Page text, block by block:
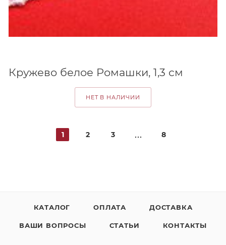
Кружево белое Ромашки, 1,3 см
НЕТ В НАЛИЧИИ
1 2 3 8
КАТАЛОГ ОПЛАТА ДОСТАВКА
ВАШИ ВОПРОСЫ СТАТЬИ КОНТАКТЫ